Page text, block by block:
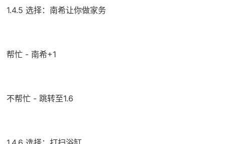
1.4.5 选择：南希让你做家务
帮忙 - 南希+1
不帮忙 - 跳转至1.6